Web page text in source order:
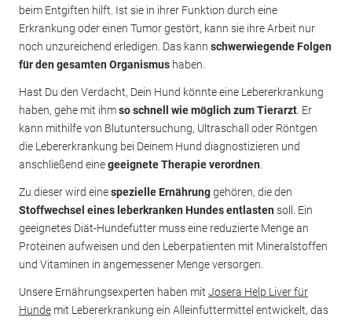
beim Entgiften hilft. Ist sie in ihrer Funktion durch eine
Erkrankung oder einen Tumor gestört, kann sie ihre Arbeit nur
noch unzureichend erledigen. Das kann schwerwiegende Folgen
für den gesamten Organismus haben.
Hast Du den Verdacht, Dein Hund könnte eine Lebererkrankung
haben, gehe mit ihmso schnell wie möglich zum Tierarzt . Er
kann mithilfe von Blutuntersuchung, Ultraschall oder Röntgen
die Lebererkrankung bei Deinem Hund diagnostizieren und
anschließend einegeeignete Therapie verordnen
Zu dieser wird einespezielle Ernährunggehören, die den
Stoffwechsel eines leberkranken Hundes entlastensoll. Ein
geeignetes Diät-Hundefutter muss eine reduzierte Menge an
Proteinen aufweisen und den Leberpatienten mit Mineralstoffen
und Vitaminen in angemessener Menge versorgen.
Unsere Ernährungsexperten haben mit Josera Help Liver für
Hunde mit Lebererkrankung ein Alleinfuttermittel entwickelt, das